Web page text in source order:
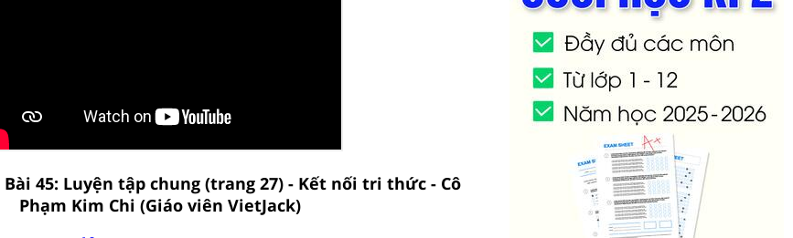
45: Luyện tập chung (trang 27) - Kết nối tri thức - Cô
Phạm Kim Chi (Giáo viên VietJack)